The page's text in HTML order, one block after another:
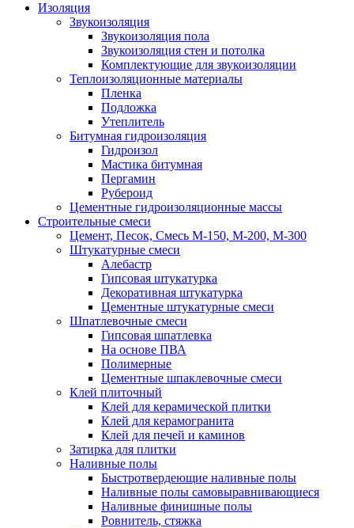
Изоляция
Звукоизоляция
Звукоизоляция пола
Звукоизоляция стен и потолка
Комплектующие для звукоизоляции
Теплоизоляционные материалы
Пленка
Подложка
Утеплитель
Битумная гидроизоляция
Гидроизол
Мастика битумная
Пергамин
Рубероид
Цементные гидроизоляционные массы
Строительные смеси
Цемент, Песок, Смесь М-150, М-200, М-300
Штукатурные смеси
Алебастр
Гипсовая штукатурка
Декоративная штукатурка
Цементные штукатурные смеси
Шпатлевочные смеси
Гипсовая шпатлевка
На основе ПВА
Полимерные
Цементные шпаклевочные смеси
Клей плиточный
Клей для керамической плитки
Клей для керамогранита
Клей для печей и каминов
Затирка для плитки
Наливные полы
Быстротвердеющие наливные полы
Наливные полы самовыравнивающиеся
Наливные финишные полы
Ровнитель, стяжка